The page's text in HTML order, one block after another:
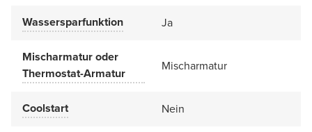
Wassersparfunktion Ja
Mischarmatur oder
Thermostat-Armatur
Mischarmatur
Coolstart Nein